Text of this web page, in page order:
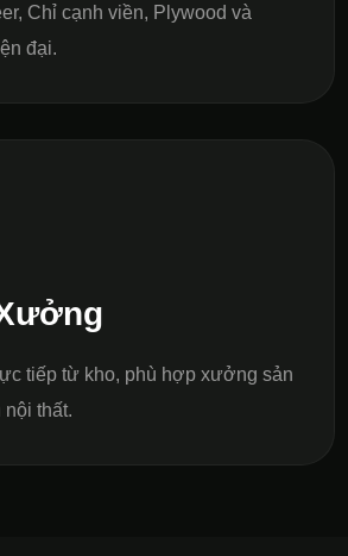
Chỉ cạnh viền, Plywood và
đại.
tiếp từ kho, phù hợp xưởng sản
nội thất.